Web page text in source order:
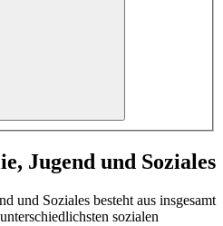
Jugend und Soziales
und Soziales besteht aus insgesamt
sozialen